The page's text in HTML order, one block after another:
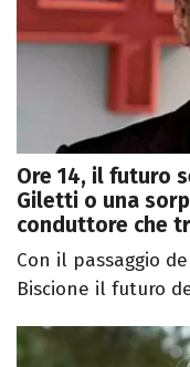
Ore 14, il futuro
Giletti o una
conduttore che
Con il passaggio
Biscione il futuro